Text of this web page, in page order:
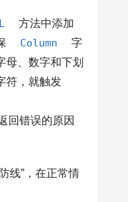
方法中添加
Column
字
母、数字和下划
符，就触发
回错误的原因
线”，在正常情